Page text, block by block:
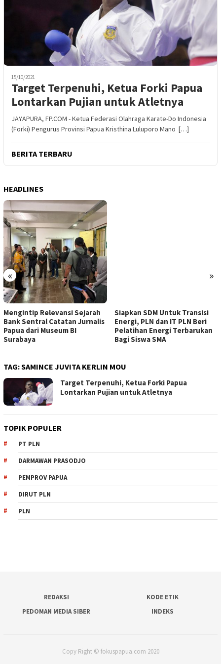
15/10/2021
Target Terpenuhi, Ketua Forki Papua
Lontarkan Pujian untuk Atletnya
JAYAPURA, FP.COM - Ketua Federasi Olahraga Karate-Do Indonesia
(Forki) Pengurus Provinsi Papua Kristhina Luluporo Mano […]
BERITA TERBARU
HEADLINES
« »
Mengintip Relevansi Sejarah
Bank Sentral Catatan Jurnalis
Papua dari Museum BI
Surabaya
Siapkan SDM Untuk Transisi
Energi, PLN dan IT PLN Beri
Pelatihan Energi Terbarukan
Bagi Siswa SMA
TAG:SAMINCE JUVITA KERLIN MOU
Target Terpenuhi, Ketua Forki Papua
Lontarkan Pujian untuk Atletnya
TOPIK POPULER
PT PLN
DARMAWAN PRASODJO
PEMPROV PAPUA
DIRUT PLN
PLN
REDAKSI
KODE ETIK
PEDOMAN MEDIA SIBER
INDEKS
Copy Right © fokuspapua.com 2020